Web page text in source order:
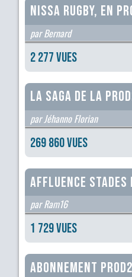
Nissa rugby, en
par Bernard
2 277 vues
La Saga de la
par Jéhanno Florian
269 860 vues
Affluence stades
par Ram16
1 729 vues
Abonnement